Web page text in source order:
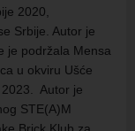
2020,
Srbije. Autor je
je podržala Mensa
u okviru Ušće
Autor je
STE(A)M
Brick Klub za